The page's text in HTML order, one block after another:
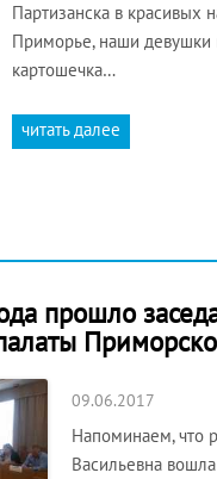
Партизанска в красивых
Приморье, наши девушки
картошечка…
читать далее
прошло
09.06.2017
Напоминаем, что
Васильевна